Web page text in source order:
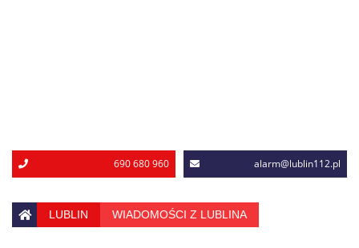
690 680 960 alarm@lublin112.pl
LUBLIN WIADOMOŚCI Z LUBLINA